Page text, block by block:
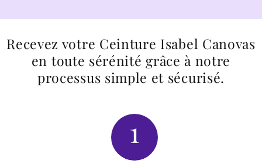
Recevez votre Ceinture Isabel Canovas
en toute sérénité grâce à notre
processus simple et sécurisé.
1